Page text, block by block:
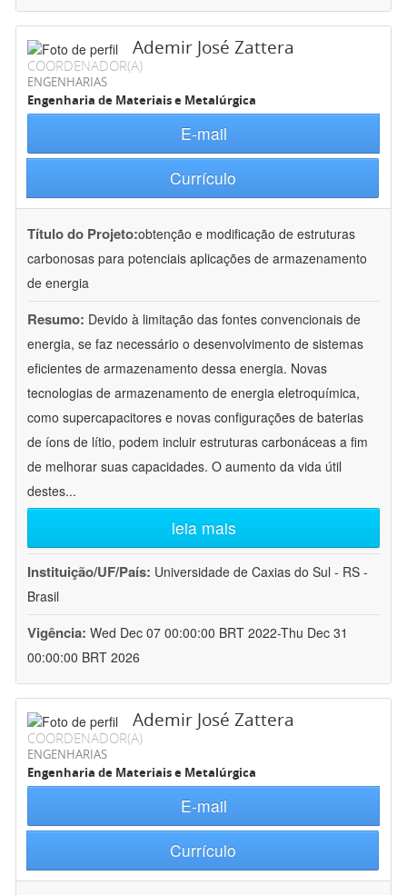
Ademir José Zattera
COORDENADOR(A)
ENGENHARIAS
Engenharia de Materiais e Metalúrgica
E-mail
Currículo
Título do Projeto:obtenção e modificação de estruturas
carbonosas para potenciais aplicações de armazenamento
de energia
Resumo: Devido à limitação das fontes convencionais de
energia, se faz necessário o desenvolvimento de sistemas
eficientes de armazenamento dessa energia. Novas
tecnologias de armazenamento de energia eletroquímica,
como supercapacitores e novas configurações de baterias
de íons de lítio, podem incluir estruturas carbonáceas a fim
de melhorar suas capacidades. O aumento da vida útil
destes...
leia mais
Instituição/UF/País: Universidade de Caxias do Sul - RS -
Brasil
Vigência: Wed Dec 07 00:00:00 BRT 2022-Thu Dec 31
00:00:00 BRT 2026
Ademir José Zattera
COORDENADOR(A)
ENGENHARIAS
Engenharia de Materiais e Metalúrgica
E-mail
Currículo